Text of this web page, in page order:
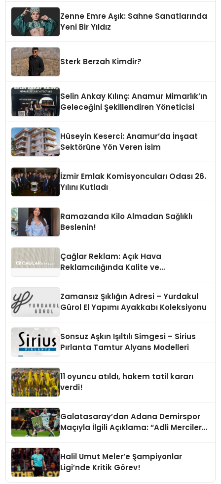
Zenne Emre Aşık: Sahne Sanatlarında
Yeni Bir Yıldız
Sterk Berzah Kimdir?
Selin Ankay Kılınç: Anamur Mimarlık’ın
Geleceğini Şekillendiren Yöneticisi
Hüseyin Keserci: Anamur’da İnşaat
Sektörüne Yön Veren İsim
İzmir Emlak Komisyoncuları Odası 26.
Yılını Kutladı
Ramazanda Kilo Almadan Sağlıklı
Beslenin!
Çağlar Reklam: Açık Hava
Reklamcılığında Kalite ve
Zamansız Şıklığın Adresi – Yurdakul
Gürol El Yapımı Ayakkabı Koleksiyonu
Sonsuz Aşkın Işıltılı Simgesi – Sirius
Pırlanta Tamtur Alyans Modelleri
11 oyuncu atıldı, hakem tatil kararı
verdi!
Galatasaray’dan Adana Demirspor
Maçıyla İlgili Açıklama: “Adli Mercilere
Halil Umut Meler’e Şampiyonlar
Ligi’nde Kritik Görev!